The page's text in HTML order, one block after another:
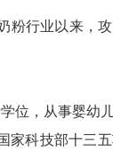
粉行业以来，
位，从事婴幼
家科技部十三